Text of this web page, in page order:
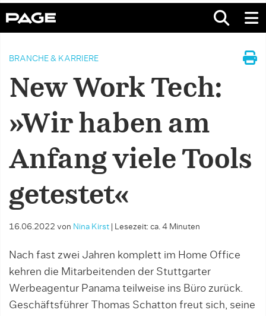
BRANCHE & KARRIERE
New Work Tech:
»Wir haben am
Anfang viele Tools
getestet«
16.06.2022 von Nina Kirst Lesezeit: ca. 4 Minuten
Nach fast zwei Jahren komplett im Home Office
kehren die Mitarbeitenden der Stuttgarter
Werbeagentur Panama teilweise ins Büro zurück.
Geschäftsführer Thomas Schatton freut sich, seine